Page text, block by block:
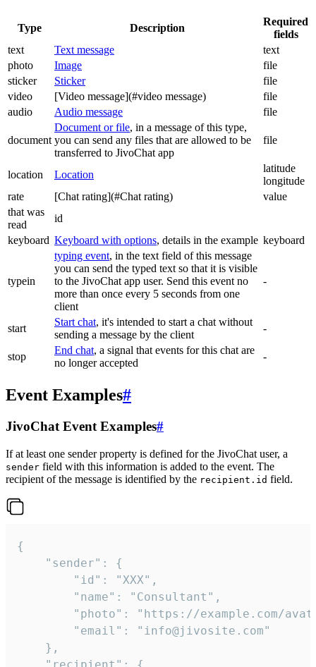
Type Description
Required
fields
text
Text message
text
photo
Image
file
sticker
Sticker
file
video
[Video message](#video message)
file
audio
Audio message file
document
Document or file, in a message of this type,
you can send any files that are allowed to be
transferred to JivoChat app
file
location Location
latitude
longitude
rate
[Chat rating](#Chat rating)
value
that was
read
id
keyboard Keyboard with options, details in the example keyboard
typein
typing event, in the text field of this message
you can send the typed text so that it is visible
to the JivoChat app user. Send this event no
more than once every 5 seconds from one
client
-
start
Start chat, it's intended to start a chat without
sending a message by the client
-
stop
End chat, a signal that events for this chat are
no longer accepted
-
Event Examples#
JivoChat Event Examples#
If at least one sender property is defined for the JivoChat user, a
sender field with this information is added to the event. The
recipient of the message is identified by the recipient.id field.
{